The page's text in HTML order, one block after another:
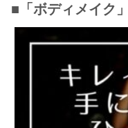
■「ボディメイク